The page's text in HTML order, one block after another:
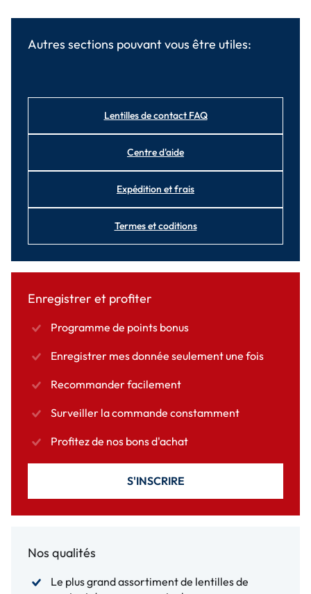
Autres sections pouvant vous être utiles:
Lentilles de contact FAQ
Centre d'aide
Expédition et frais
Termes et coditions
Enregistrer et profiter
Programme de points bonus
Enregistrer mes donnée seulement une fois
Recommander facilement
Surveiller la commande constamment
Profitez de nos bons d'achat
S'INSCRIRE
Nos qualités
Le plus grand assortiment de lentilles de